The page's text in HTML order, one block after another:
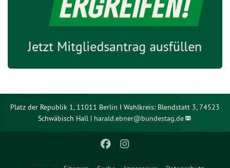
Platz der Republik 1, 11011 Berlin I Wahlkreis: Blendstatt 3, 74523
Schwäbisch Hall | harald.ebner@bundestag.de